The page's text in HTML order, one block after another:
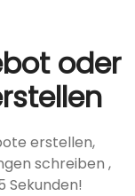
oder
erstellen,
schreiben ,
Sekunden!